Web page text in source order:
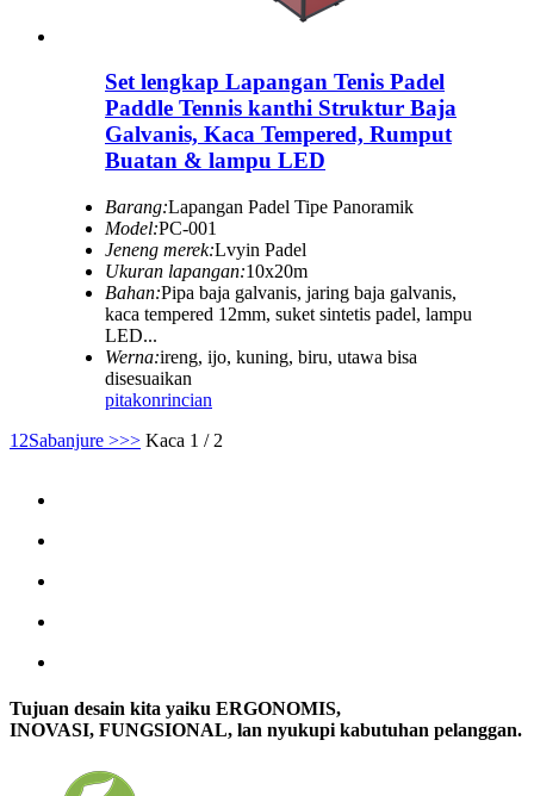
Set lengkap Lapangan Tenis Padel
Paddle Tennis kanthi Struktur Baja
Galvanis, Kaca Tempered, Rumput
Buatan & lampu LED
Barang:Lapangan Padel Tipe Panoramik
Model:PC-001
Jeneng merek:Lvyin Padel
Ukuran lapangan:10x20m
Bahan:Pipa baja galvanis, jaring baja galvanis,
kaca tempered 12mm, suket sintetis padel, lampu
LED...
Werna:ireng, ijo, kuning, biru, utawa bisa
disesuaikan
pitakonrincian
1 2Sabanjure >>> Kaca 1 / 2
Tujuan desain kita yaiku ERGONOMIS,
INOVASI, FUNGSIONAL, lan nyukupi kabutuhan pelanggan.